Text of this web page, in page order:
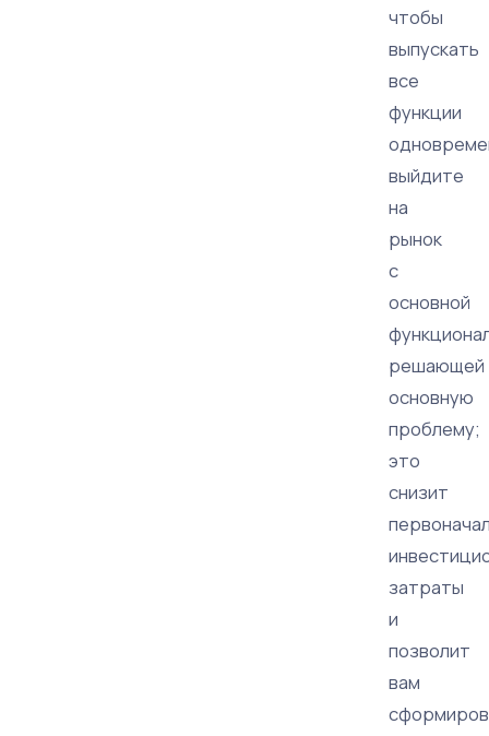
чтобы
выпускать
все
функции
выйдите
на
рынок
с
основной
решающей
основную
проблему;
это
снизит
затраты
и
позволит
вам